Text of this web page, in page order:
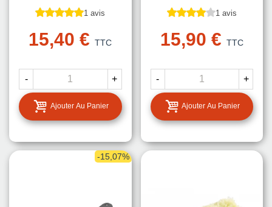
1 avis
15,40 € TTC
- +
Ajouter Au Panier
1 avis
15,90 € TTC
- +
Ajouter Au Panier
-15,07%